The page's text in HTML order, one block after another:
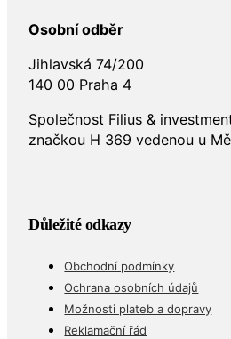
Osobní odběr
Jihlavská 74/200
140 00 Praha 4
Společnost Filius &
značkou H 369 vedenou u
Důležité odkazy
Obchodní podmínky
Ochrana osobních údajů
Možnosti plateb a dopravy
Reklamační řád